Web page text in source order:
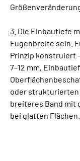
3. Die Einbautiefe
Fugenbreite sein.
Prinzip konstruiert
7–12 mm,
oder strukturierten
breiteres Band mit
bei glatten Flächen.